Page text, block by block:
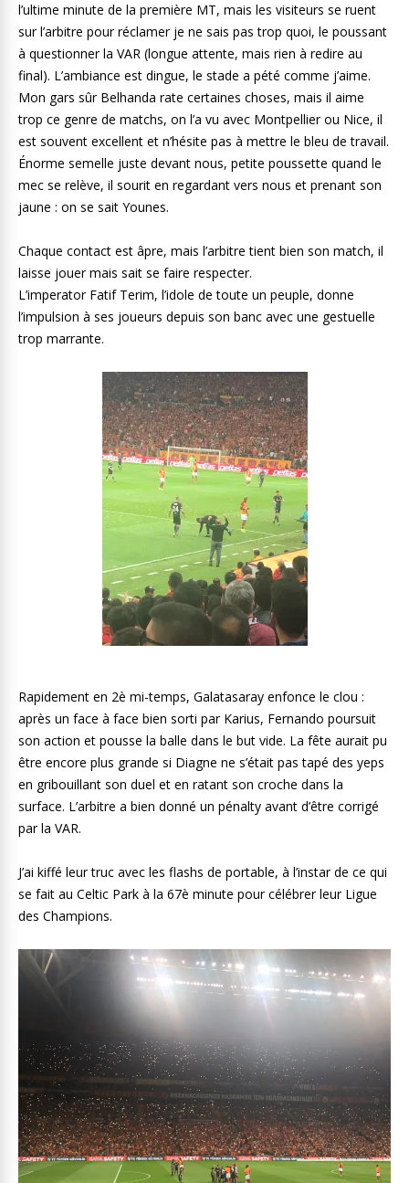
l’ultime minute de la première MT, mais les visiteurs se ruent
sur l’arbitre pour réclamer je ne sais pas trop quoi, le poussant
à questionner la VAR (longue attente, mais rien à redire au
final). L’ambiance est dingue, le stade a pété comme j’aime.
Mon gars sûr Belhanda rate certaines choses, mais il aime
trop ce genre de matchs, on l’a vu avec Montpellier ou Nice, il
est souvent excellent et n’hésite pas à mettre le bleu de travail.
Énorme semelle juste devant nous, petite poussette quand le
mec se relève, il sourit en regardant vers nous et prenant son
jaune : on se sait Younes.
Chaque contact est âpre, mais l’arbitre tient bien son match, il
laisse jouer mais sait se faire respecter.
L’imperator Fatif Terim, l’idole de toute un peuple, donne
l’impulsion à ses joueurs depuis son banc avec une gestuelle
trop marrante.
Rapidement en 2è mi-temps, Galatasaray enfonce le clou :
après un face à face bien sorti par Karius, Fernando poursuit
son action et pousse la balle dans le but vide. La fête aurait pu
être encore plus grande si Diagne ne s’était pas tapé des yeps
en gribouillant son duel et en ratant son croche dans la
surface. L’arbitre a bien donné un pénalty avant d’être corrigé
par la VAR.
J’ai kiffé leur truc avec les flashs de portable, à l’instar de ce qui
se fait au Celtic Park à la 67è minute pour célébrer leur Ligue
des Champions.